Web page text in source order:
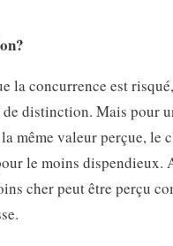
la concurrence est
de distinction. Mais pour
même valeur perçue, le
le moins dispendieux.
cher peut être perçu